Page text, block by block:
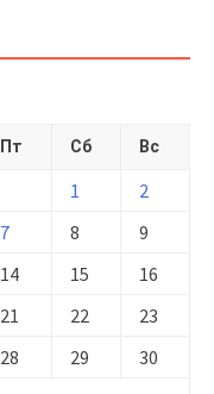
Пт Сб Вс
1
2
7 8
9
14 15
16
21 22
23
28 29
30